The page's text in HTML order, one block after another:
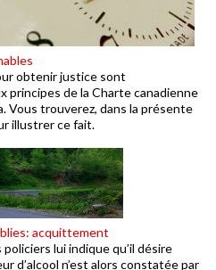
obtenir justice sont
principes de la Charte canadienne
Vous trouverez, dans la présente
illustrer ce fait.
acquittement
lui indique qu’il désire
d’alcool n’est alors constatée par